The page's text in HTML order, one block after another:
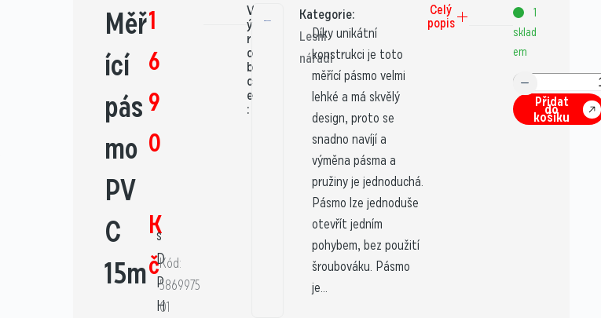
Měř
ící
pás
mo
PV
C
15m
1
6
9
0
K
č
s
D
P
H
Kód:
5869975
01
V
ý
r
o
b
c
e
:
Kategorie:
Lesní
nářadí
Díky unikátní
konstrukci je toto
měřící pásmo velmi
lehké a má skvělý
design, proto se
snadno navíjí a
výměna pásma a
pružiny je jednoduchá.
Pásmo lze jednoduše
otevřít jedním
pohybem, bez použití
šroubováku. Pásmo
je...
Celý
popis
1
sklad
em
Přidat
do
košíku